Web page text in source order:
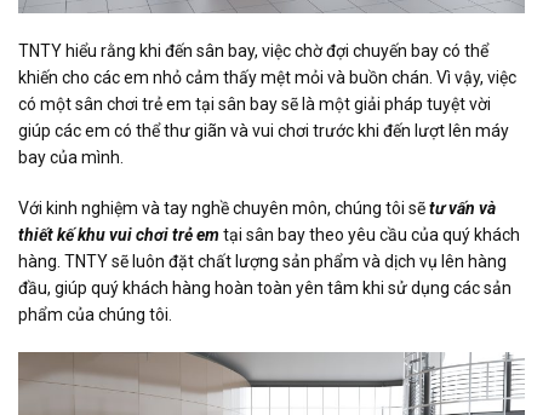
TNTY hiểu rằng khi đến sân bay, việc chờ đợi chuyến bay có thể
khiến cho các em nhỏ cảm thấy mệt mỏi và buồn chán. Vì vậy, việc
có một sân chơi trẻ em tại sân bay sẽ là một giải pháp tuyệt vời
giúp các em có thể thư giãn và vui chơi trước khi đến lượt lên máy
bay của mình.
Với kinh nghiệm và tay nghề chuyên môn, chúng tôi sẽtư vấn và
thiết kế khu vui chơi trẻ emtại sân bay theo yêu cầu của quý khách
hàng. TNTY sẽ luôn đặt chất lượng sản phẩm và dịch vụ lên hàng
đầu, giúp quý khách hàng hoàn toàn yên tâm khi sử dụng các sản
phẩm của chúng tôi.